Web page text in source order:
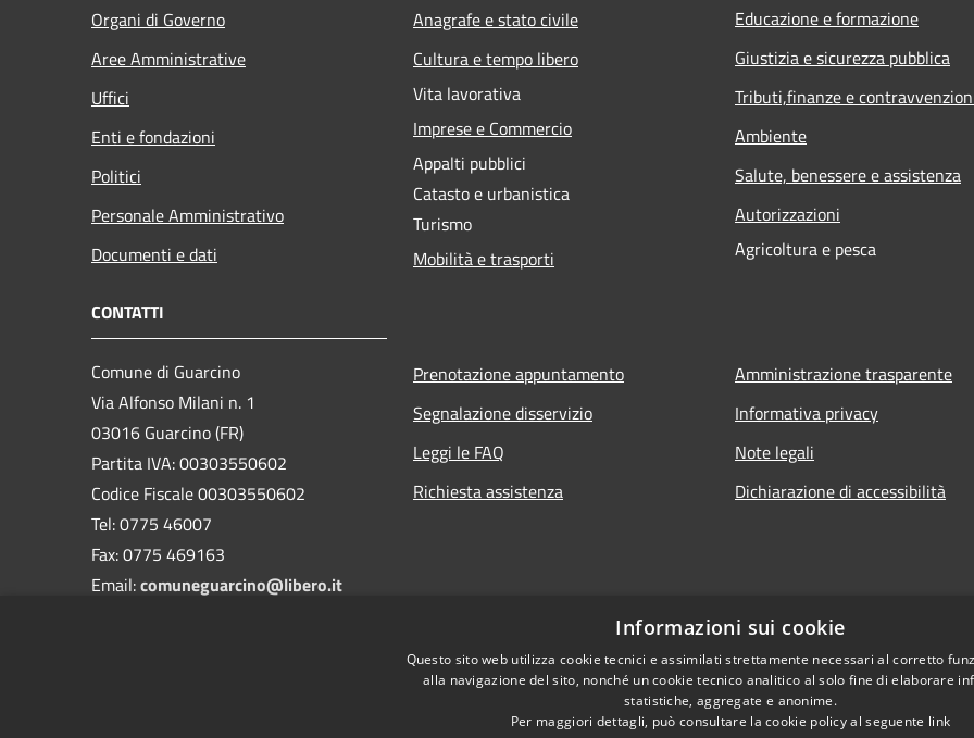
Organi di Governo
Aree Amministrative
Uffici
Enti e fondazioni
Politici
Personale Amministrativo
Documenti e dati
Anagrafe e stato civile
Cultura e tempo libero
Vita lavorativa
Imprese e Commercio
Appalti pubblici
Catasto e urbanistica
Turismo
Mobilità e trasporti
Educazione e formazione
Giustizia e sicurezza pubblica
Tributi,finanze e
Ambiente
Salute, benessere e assistenza
Autorizzazioni
Agricoltura e pesca
CONTATTI
Comune di Guarcino
Via Alfonso Milani n. 1
03016 Guarcino (FR)
Partita IVA: 00303550602
Codice Fiscale 00303550602
Tel: 0775 46007
Fax: 0775 469163
Email:comuneguarcino@libero.it
Prenotazione appuntamento
Segnalazione disservizio
Leggi le FAQ
Richiesta assistenza
Amministrazione trasparente
Informativa privacy
Note legali
Dichiarazione di accessibilità
Informazioni sui cookie
Questo sito web utilizza cookie tecnici e assimilati strettamente necessari al corretto
alla navigazione del sito, nonché un cookie tecnico analitico al solo fine di elaborare
statistiche, aggregate e anonime.
Per maggiori dettagli, può consultare la cookie policy al seguente link